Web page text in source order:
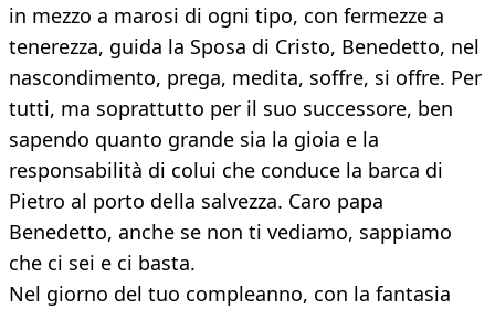
in mezzo a marosi di ogni tipo, con fermezze a
tenerezza, guida la Sposa di Cristo, Benedetto, nel
nascondimento, prega, medita, soffre, si offre. Per
tutti, ma soprattutto per il suo successore, ben
sapendo quanto grande sia la gioia e la
responsabilità di colui che conduce la barca di
Pietro al porto della salvezza. Caro papa
Benedetto, anche se non ti vediamo, sappiamo
che ci sei e ci basta.
Nel giorno del tuo compleanno, con la fantasia